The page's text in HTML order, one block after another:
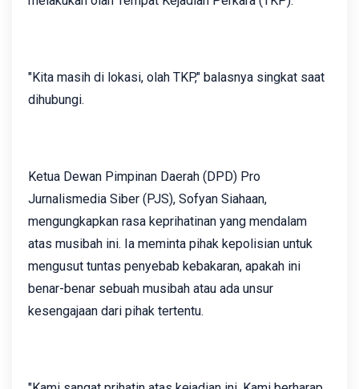
"Kita masih di lokasi, olah TKP," balasnya singkat saat
dihubungi.
Ketua Dewan Pimpinan Daerah (DPD) Pro
Jurnalismedia Siber (PJS), Sofyan Siahaan,
mengungkapkan rasa keprihatinan yang mendalam
atas musibah ini. Ia meminta pihak kepolisian untuk
mengusut tuntas penyebab kebakaran, apakah ini
benar-benar sebuah musibah atau ada unsur
kesengajaan dari pihak tertentu.